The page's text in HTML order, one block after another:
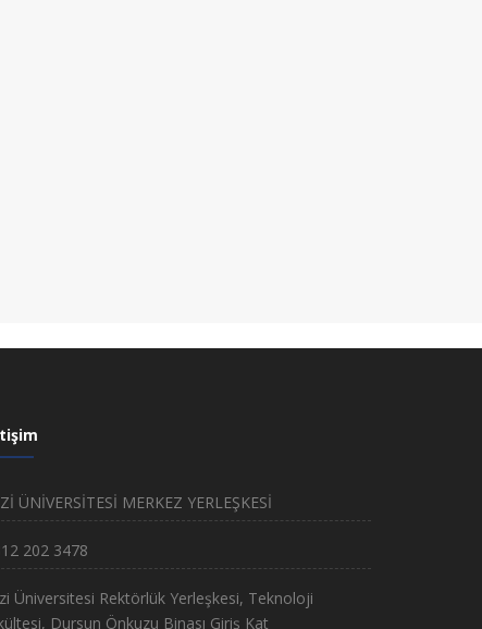
ÜNİVERSİTESİ MERKEZ YERLEŞKESİ
202 3478
Üniversitesi Rektörlük Yerleşkesi, Teknoloji
Dursun Önkuzu Binası Giriş Kat